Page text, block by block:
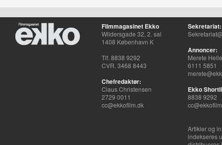
Filmmagasinet Ekko
Wildersgade 32, 2. sal
1408 København K
Tlf. 8838 9292
CVR. 3468 8443
Chefredaktør:
Claus Christensen
2729 0011
cc@ekkofilm.dk
Sekretariat:
Annoncer:
Merete
6111 5851
Ekko
8838 9292
Artikler og
indekseres